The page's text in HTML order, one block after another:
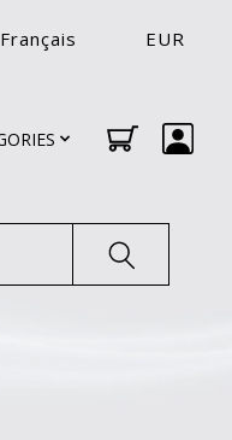
Français EUR